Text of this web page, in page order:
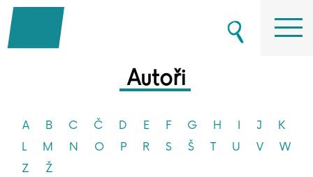
Autoři
A B C Č D E F G H I J
K
L
M N O P R S Š T U V
W
Z
Ž